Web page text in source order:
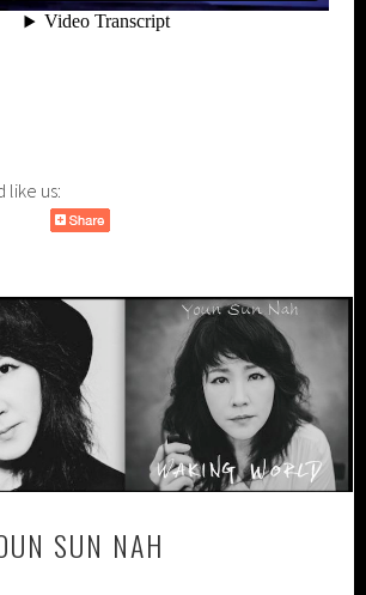
like us:
SUN NAH